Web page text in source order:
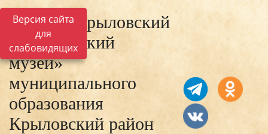
Версия сайта
для
слабовидящих
МКУК «Крыловский
исторический
музей»
муниципального
образования
Крыловский район